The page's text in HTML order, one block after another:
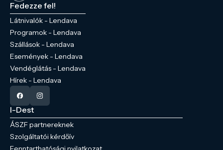
Fedezze fel!
Látnivalók - Lendava
Programok - Lendava
Szállások - Lendava
Események - Lendava
Vendéglátás - Lendava
Hírek - Lendava
I-Dest
ÁSZF partnereknek
Szolgáltatói kérdőív